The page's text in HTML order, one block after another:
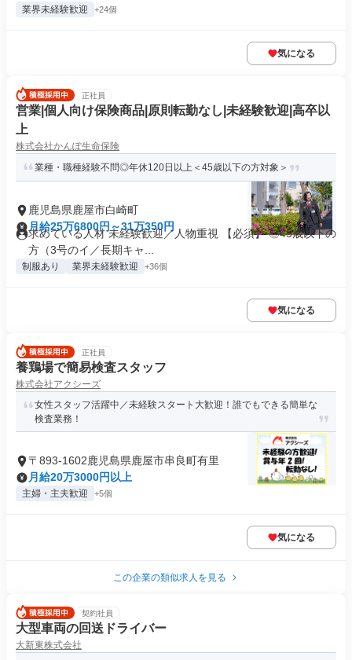
業界未経験歓迎 +24個
気になる
正社員
営業|個人向け保険商品|原則転勤なし|未経験歓迎|高卒以
上
株式会社かんぽ生命保険
業種・職種経験不問◎年休120日以上＜45歳以下の方対象＞
鹿児島県鹿屋市白崎町
月給25万6800円～31万350円
求めている人材 未経験歓迎／人物重視 【必須】 ◎45歳以下の
方（3号のイ／長期キャ...
制服あり 業界未経験歓迎 +36個
気になる
正社員
養鶏場で簡易検査スタッフ
株式会社アクシーズ
女性スタッフ活躍中／未経験スタート大歓迎！誰でもできる簡単な
検査業務！
〒893-1602鹿児島県鹿屋市串良町有里
月給20万3000円以上
主婦・主夫歓迎 +5個
気になる
この企業の類似求人を見る
契約社員
大型車両の回送ドライバー
大新東株式会社